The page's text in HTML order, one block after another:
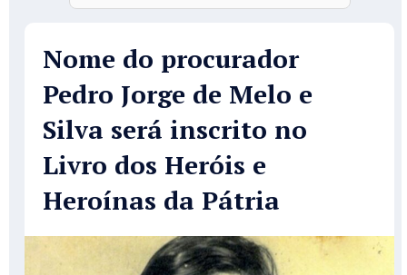
Nome do procurador
Pedro Jorge de Melo e
Silva será inscrito no
Livro dos Heróis e
Heroínas da Pátria